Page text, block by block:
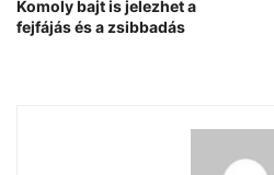
Komoly bajt is jelezhet a
fejfájás és a zsibbadás